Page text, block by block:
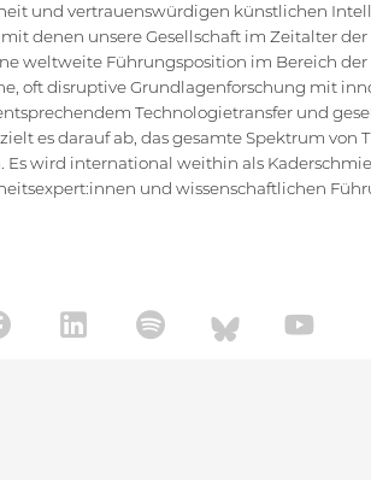
und vertrauenswürdigen künstlichen
denen unsere Gesellschaft im Zeitalter
weltweite Führungsposition im Bereich
oft disruptive Grundlagenforschung mit
Technologietransfer und
es darauf ab, das gesamte Spektrum von
Es wird international weithin als
und wissenschaftlichen